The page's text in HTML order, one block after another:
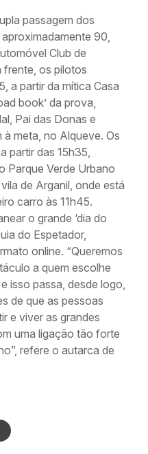
passagem dos
90,
Club de
frente, os pilotos
a partir da mítica Casa
book’ da prova,
Pai das Donas e
meta, no Alqueve. Os
partir das 15h35,
Parque Verde Urbano
de Arganil, onde está
carro às 11h45.
o grande ‘dia do
do Espetador,
online. “Queremos
a quem escolhe
isso passa, desde logo,
de que as pessoas
e viver as grandes
uma ligação tão forte
refere o autarca de